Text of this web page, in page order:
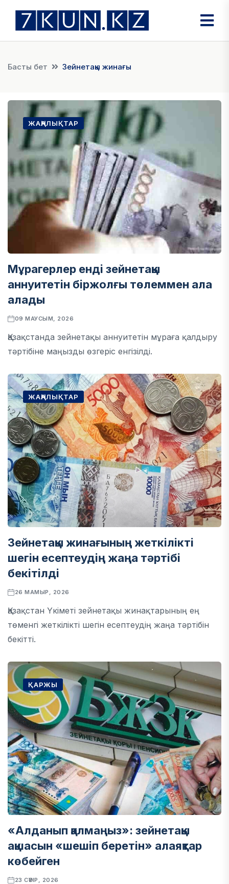
Басты бет Зейнетақы жинағы
ЖАҢАЛЫҚТАР
Мұрагерлер енді зейнетақы
аннуитетін біржолғы төлеммен ала
алады
09 МАУСЫМ, 2026
Қазақстанда зейнетақы аннуитетін мұраға қалдыру
тәртібіне маңызды өзгеріс енгізілді.
ЖАҢАЛЫҚТАР
Зейнетақы жинағының жеткілікті
шегін есептеудің жаңа тәртібі
бекітілді
26 МАМЫР, 2026
Қазақстан Үкіметі зейнетақы жинақтарының ең
төменгі жеткілікті шегін есептеудің жаңа тәртібін
бекітті.
ҚАРЖЫ
«Алданып қалмаңыз»: зейнетақы
ақшасын «шешіп беретін» алаяқтар
көбейген
23 СӘУІР, 2026